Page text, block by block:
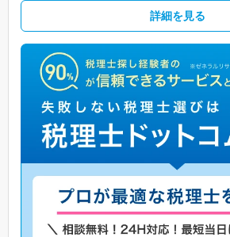
詳細を見る